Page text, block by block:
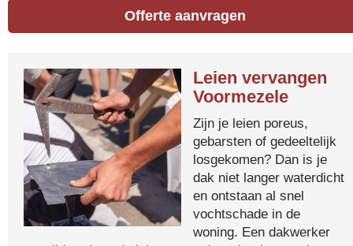
Offerte aanvragen
Leien vervangen
Voormezele
Zijn je leien poreus,
gebarsten of gedeeltelijk
losgekomen? Dan is je
dak niet langer waterdicht
en ontstaan al snel
vochtschade in de
woning. Een dakwerker